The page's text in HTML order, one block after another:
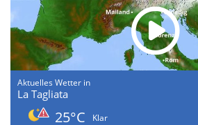
Aktuelles Wetter in
La Tagliata
25°C
Klar